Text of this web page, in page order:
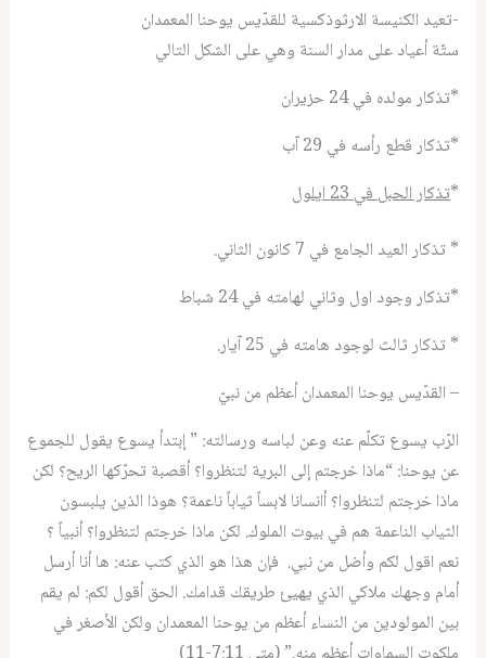
-تعيد الكنيسة الارثوذكسية للقدّيس يوحنا المعمدان
ستّة أعياد على مدار السنة وهي على الشكل التالي
*تذكار مولده في 24 حزيران
*تذكار قطع رأسه في 29 آب
*تذكار الحبل في 23 ايلول
* تذكار العيد الجامع في 7 كانون الثاني.
*تذكار وجود اول وثاني لهامته في 24 شباط
* تذكار ثالث لوجود هامته في 25 آيار.
– القدّيس يوحنا المعمدان أعظم من نبيّ
الرّب يسوع تكلّم عنه وعن لباسه ورسالته: ” إبتدأ يسوع يقول للجموع
عن يوحنا: “ماذا خرجتم إلى البرية لتنظروا؟ أقصبة تحرّكها الريح؟ لكن
ماذا خرجتم لتنظروا؟ أانسانا لابساً ثياباً ناعمة؟ هوذا الذين يلبسون
الثياب الناعمة هم في بيوت الملوك. لكن ماذا خرجتم لتنظروا؟ أنبياً ؟
نعم اقول لكم وأضل من نبي. فإن هذا هو الذي كتب عنه: ها أنا أرسل
أمام وجهك ملاكي الذي يهيئ طريقك قدامك. الحق أقول لكم: لم يقم
بين المولودين من النساء أعظم من يوحنا المعمدان ولكن الأصغر في